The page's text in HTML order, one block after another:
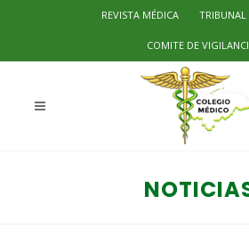
REVISTA MÉDICA
COMITE DE